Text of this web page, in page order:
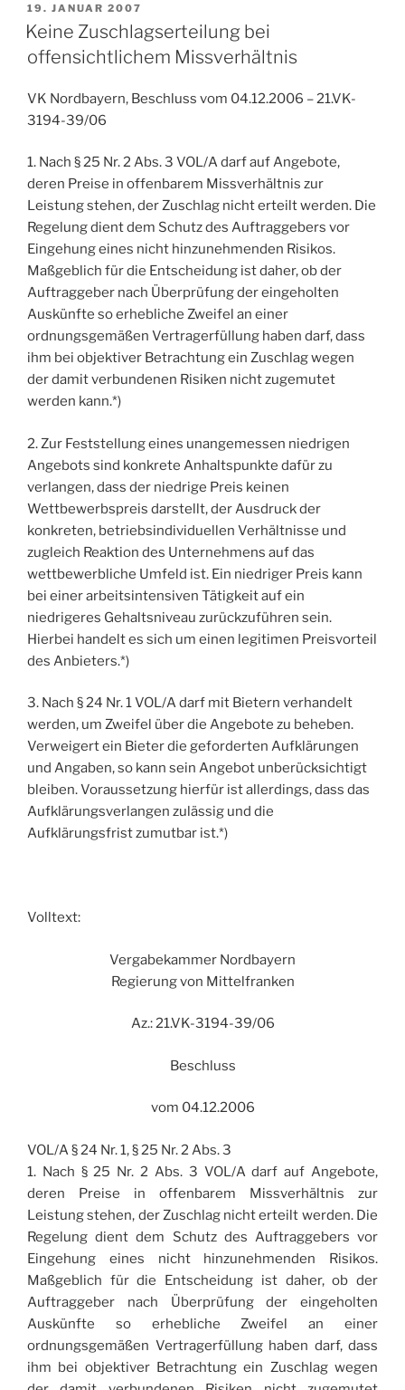
VERÖFFENTLICHT
AM
19. JANUAR 2007
Keine Zuschlagserteilung bei
offensichtlichem Missverhältnis
VK Nordbayern, Beschluss vom 04.12.2006 – 21.VK-
3194-39/06
1. Nach § 25 Nr. 2 Abs. 3 VOL/A darf auf Angebote,
deren Preise in offenbarem Missverhältnis zur
Leistung stehen, der Zuschlag nicht erteilt werden. Die
Regelung dient dem Schutz des Auftraggebers vor
Eingehung eines nicht hinzunehmenden Risikos.
Maßgeblich für die Entscheidung ist daher, ob der
Auftraggeber nach Überprüfung der eingeholten
Auskünfte so erhebliche Zweifel an einer
ordnungsgemäßen Vertragerfüllung haben darf, dass
ihm bei objektiver Betrachtung ein Zuschlag wegen
der damit verbundenen Risiken nicht zugemutet
werden kann.*)
2. Zur Feststellung eines unangemessen niedrigen
Angebots sind konkrete Anhaltspunkte dafür zu
verlangen, dass der niedrige Preis keinen
Wettbewerbspreis darstellt, der Ausdruck der
konkreten, betriebsindividuellen Verhältnisse und
zugleich Reaktion des Unternehmens auf das
wettbewerbliche Umfeld ist. Ein niedriger Preis kann
bei einer arbeitsintensiven Tätigkeit auf ein
niedrigeres Gehaltsniveau zurückzuführen sein.
Hierbei handelt es sich um einen legitimen Preisvorteil
des Anbieters.*)
3. Nach § 24 Nr. 1 VOL/A darf mit Bietern verhandelt
werden, um Zweifel über die Angebote zu beheben.
Verweigert ein Bieter die geforderten Aufklärungen
und Angaben, so kann sein Angebot unberücksichtigt
bleiben. Voraussetzung hierfür ist allerdings, dass das
Aufklärungsverlangen zulässig und die
Aufklärungsfrist zumutbar ist.*)
Volltext:
Vergabekammer Nordbayern
Regierung von Mittelfranken
Az.: 21.VK-3194-39/06
Beschluss
vom 04.12.2006
VOL/A § 24 Nr. 1, § 25 Nr. 2 Abs. 3
1. Nach § 25 Nr. 2 Abs. 3 VOL/A darf auf Angebote,
deren Preise in offenbarem Missverhältnis zur
Leistung stehen, der Zuschlag nicht erteilt werden. Die
Regelung dient dem Schutz des Auftraggebers vor
Eingehung eines nicht hinzunehmenden Risikos.
Maßgeblich für die Entscheidung ist daher, ob der
Auftraggeber nach Überprüfung der eingeholten
Auskünfte so erhebliche Zweifel an einer
ordnungsgemäßen Vertragerfüllung haben darf, dass
ihm bei objektiver Betrachtung ein Zuschlag wegen